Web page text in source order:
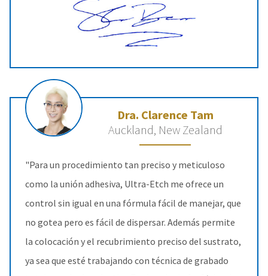
Dra. Clarence Tam
Auckland, New Zealand
"Para un procedimiento tan preciso y meticuloso
como la unión adhesiva, Ultra-Etch me ofrece un
control sin igual en una fórmula fácil de manejar, que
no gotea pero es fácil de dispersar. Además permite
la colocación y el recubrimiento preciso del sustrato,
ya sea que esté trabajando con técnica de grabado